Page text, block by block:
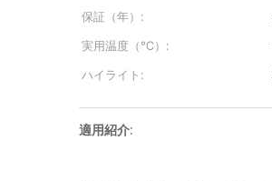
保証（年）:
実用温度（℃）:
ハイライト:
適用紹介: